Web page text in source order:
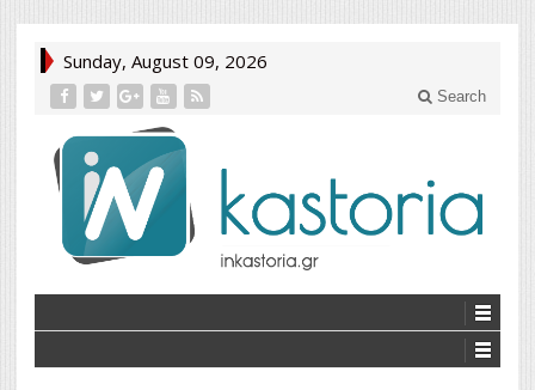
Sunday, August 09, 2026
Search